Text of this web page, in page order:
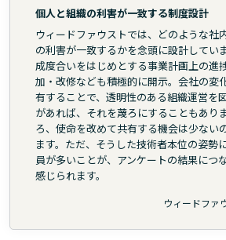
個人と組織の利害が一致する制度設計
ウィードファウストでは、どのような社
の利害が一致するかを念頭に設計してい
成度合いをはじめとする事業計画上の進
加・改修なども積極的に開示。会社の変
有することで、透明性のある組織運営を
があれば、それを蔑ろにすることもあり
ろ、使命を改めて共有する機会は少ない
ます。ただ、そうした技術者本位の姿勢
員が多いことが、アンケートの結果につ
感じられます。
ウィードファ